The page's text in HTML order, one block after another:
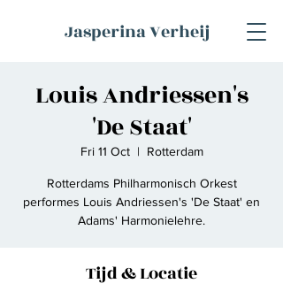
Jasperina Verheij
Louis Andriessen's
'De Staat'
Fri 11 Oct
  |
Rotterdam
Rotterdams Philharmonisch Orkest
performes Louis Andriessen's 'De Staat' en
Adams' Harmonielehre.
Tijd & Locatie